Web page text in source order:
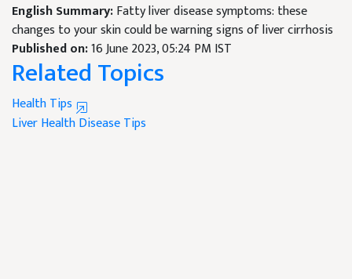
English Summary:Fatty liver disease symptoms: these
changes to your skin could be warning signs of liver cirrhosis
Published on:16 June 2023, 05:24 PM IST
Related Topics
Health Tips
LiverHealthDiseaseTips